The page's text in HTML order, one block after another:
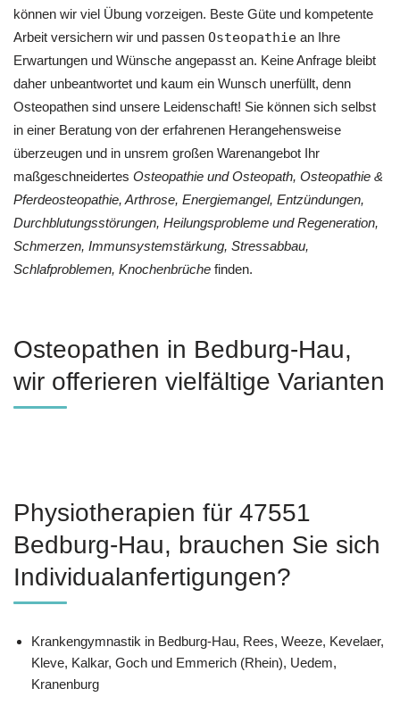
können wir viel Übung vorzeigen. Beste Güte und kompetente
Arbeit versichern wir und passen Osteopathie an Ihre
Erwartungen und Wünsche angepasst an. Keine Anfrage bleibt
daher unbeantwortet und kaum ein Wunsch unerfüllt, denn
Osteopathen sind unsere Leidenschaft! Sie können sich selbst
in einer Beratung von der erfahrenen Herangehensweise
überzeugen und in unsrem großen Warenangebot Ihr
maßgeschneidertes Osteopathie und Osteopath, Osteopathie &
Pferdeosteopathie, Arthrose, Energiemangel, Entzündungen,
Durchblutungsstörungen, Heilungsprobleme und Regeneration,
Schmerzen, Immunsystemstärkung, Stressabbau,
Schlafproblemen, Knochenbrüche finden.
Osteopathen in Bedburg-Hau,
wir offerieren vielfältige Varianten
Physiotherapien für 47551
Bedburg-Hau, brauchen Sie sich
Individualanfertigungen?
Krankengymnastik in Bedburg-Hau, Rees, Weeze, Kevelaer,
Kleve, Kalkar, Goch und Emmerich (Rhein), Uedem,
Kranenburg